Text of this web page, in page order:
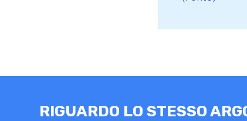
RIGUARDO LO STESSO